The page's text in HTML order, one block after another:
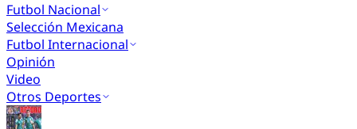
Futbol Nacional
Selección Mexicana
Futbol Internacional
Opinión
Video
Otros Deportes